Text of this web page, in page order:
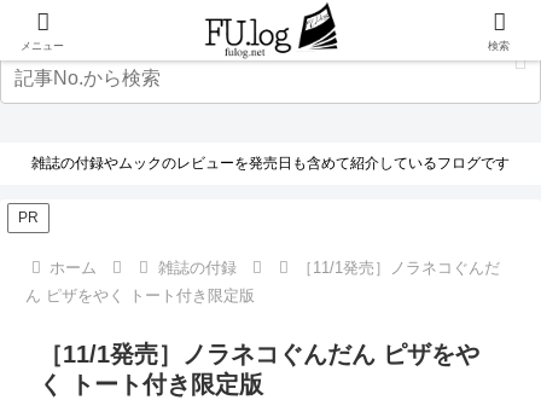
雑誌の付録やムックのレビューを発売日も含めて紹介しているフログです
PR
ホーム 雑誌の付録
［11/1発売］ノラネコぐんだ
ん ピザをやく トート付き限定版
［11/1発売］ノラネコぐんだん ピザをや
く トート付き限定版
メニュー 検索